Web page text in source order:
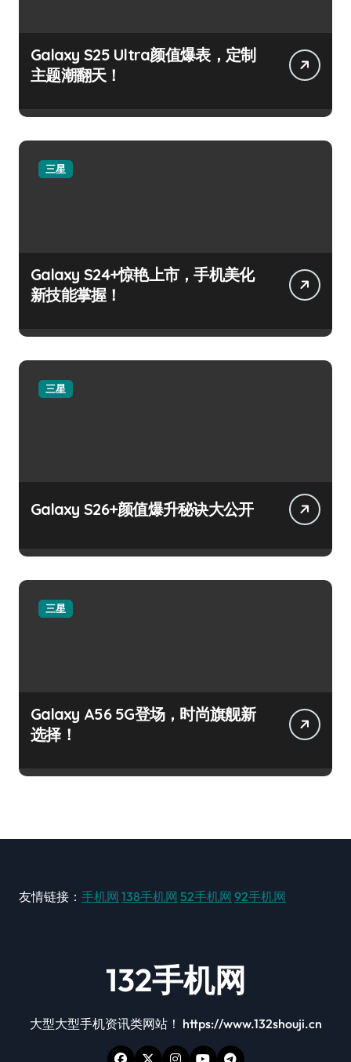
Galaxy S25 Ultra颜值爆表，定制
主题潮翻天！
三星
Galaxy S24+惊艳上市，手机美化
新技能掌握！
三星
Galaxy S26+颜值爆升秘诀大公开
三星
Galaxy A56 5G登场，时尚旗舰新
选择！
友情链接： 手机网 138手机网 52手机网 92手机网
132手机网
大型大型手机资讯类网站！ https://www.132shouji.cn